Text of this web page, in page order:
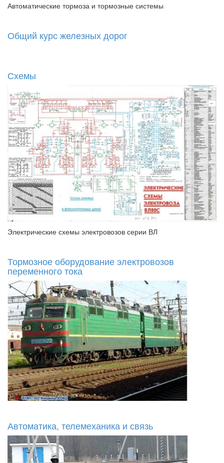
Автоматические тормоза и тормозные системы
Общий курс железных дорог
Схемы
Электрические схемы электровозов серии ВЛ
Тормозное оборудование электровозов
переменного тока
Автоматика, телемеханика и связь